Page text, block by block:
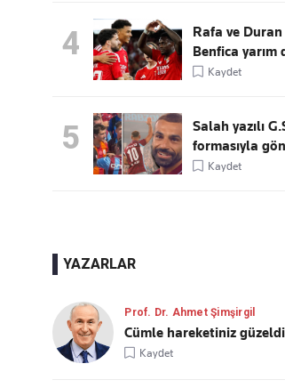
4
Rafa ve Duran
Benfica yarım
Kaydet
5
Salah yazılı
formasıyla
Kaydet
YAZARLAR
Prof. Dr. Ahmet Şimşirgil
Cümle hareketiniz
Kaydet